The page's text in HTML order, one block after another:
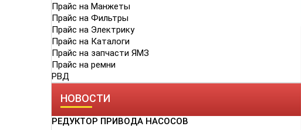
Прайс на Манжеты
Прайс на Фильтры
Прайс на Электрику
Прайс на Каталоги
Прайс на запчасти ЯМЗ
Прайс на ремни
РВД
НОВОСТИ
РЕДУКТОР ПРИВОДА НАСОСОВ